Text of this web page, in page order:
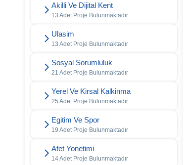
Akilli Ve Dijital Kent
13 Adet Proje Bulunmaktadır
Ulasim
13 Adet Proje Bulunmaktadır
Sosyal Sorumluluk
21 Adet Proje Bulunmaktadır
Yerel Ve Kirsal Kalkinma
25 Adet Proje Bulunmaktadır
Egitim Ve Spor
19 Adet Proje Bulunmaktadır
Afet Yonetimi
14 Adet Proje Bulunmaktadır